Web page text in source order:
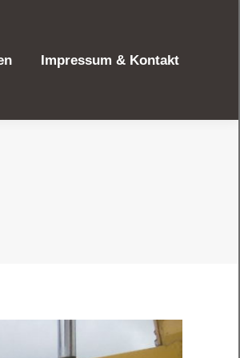
Impressum & Kontakt